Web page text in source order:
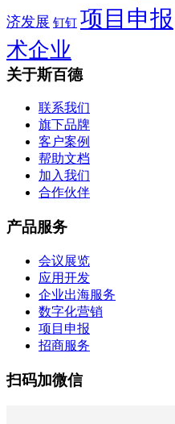
济发展 钉钉 项目申报
术企业
关于斯百德
联系我们
旗下品牌
客户案例
帮助文档
加入我们
合作伙伴
产品服务
会议展览
应用开发
企业出海服务
数字化营销
项目申报
招商服务
扫码加微信